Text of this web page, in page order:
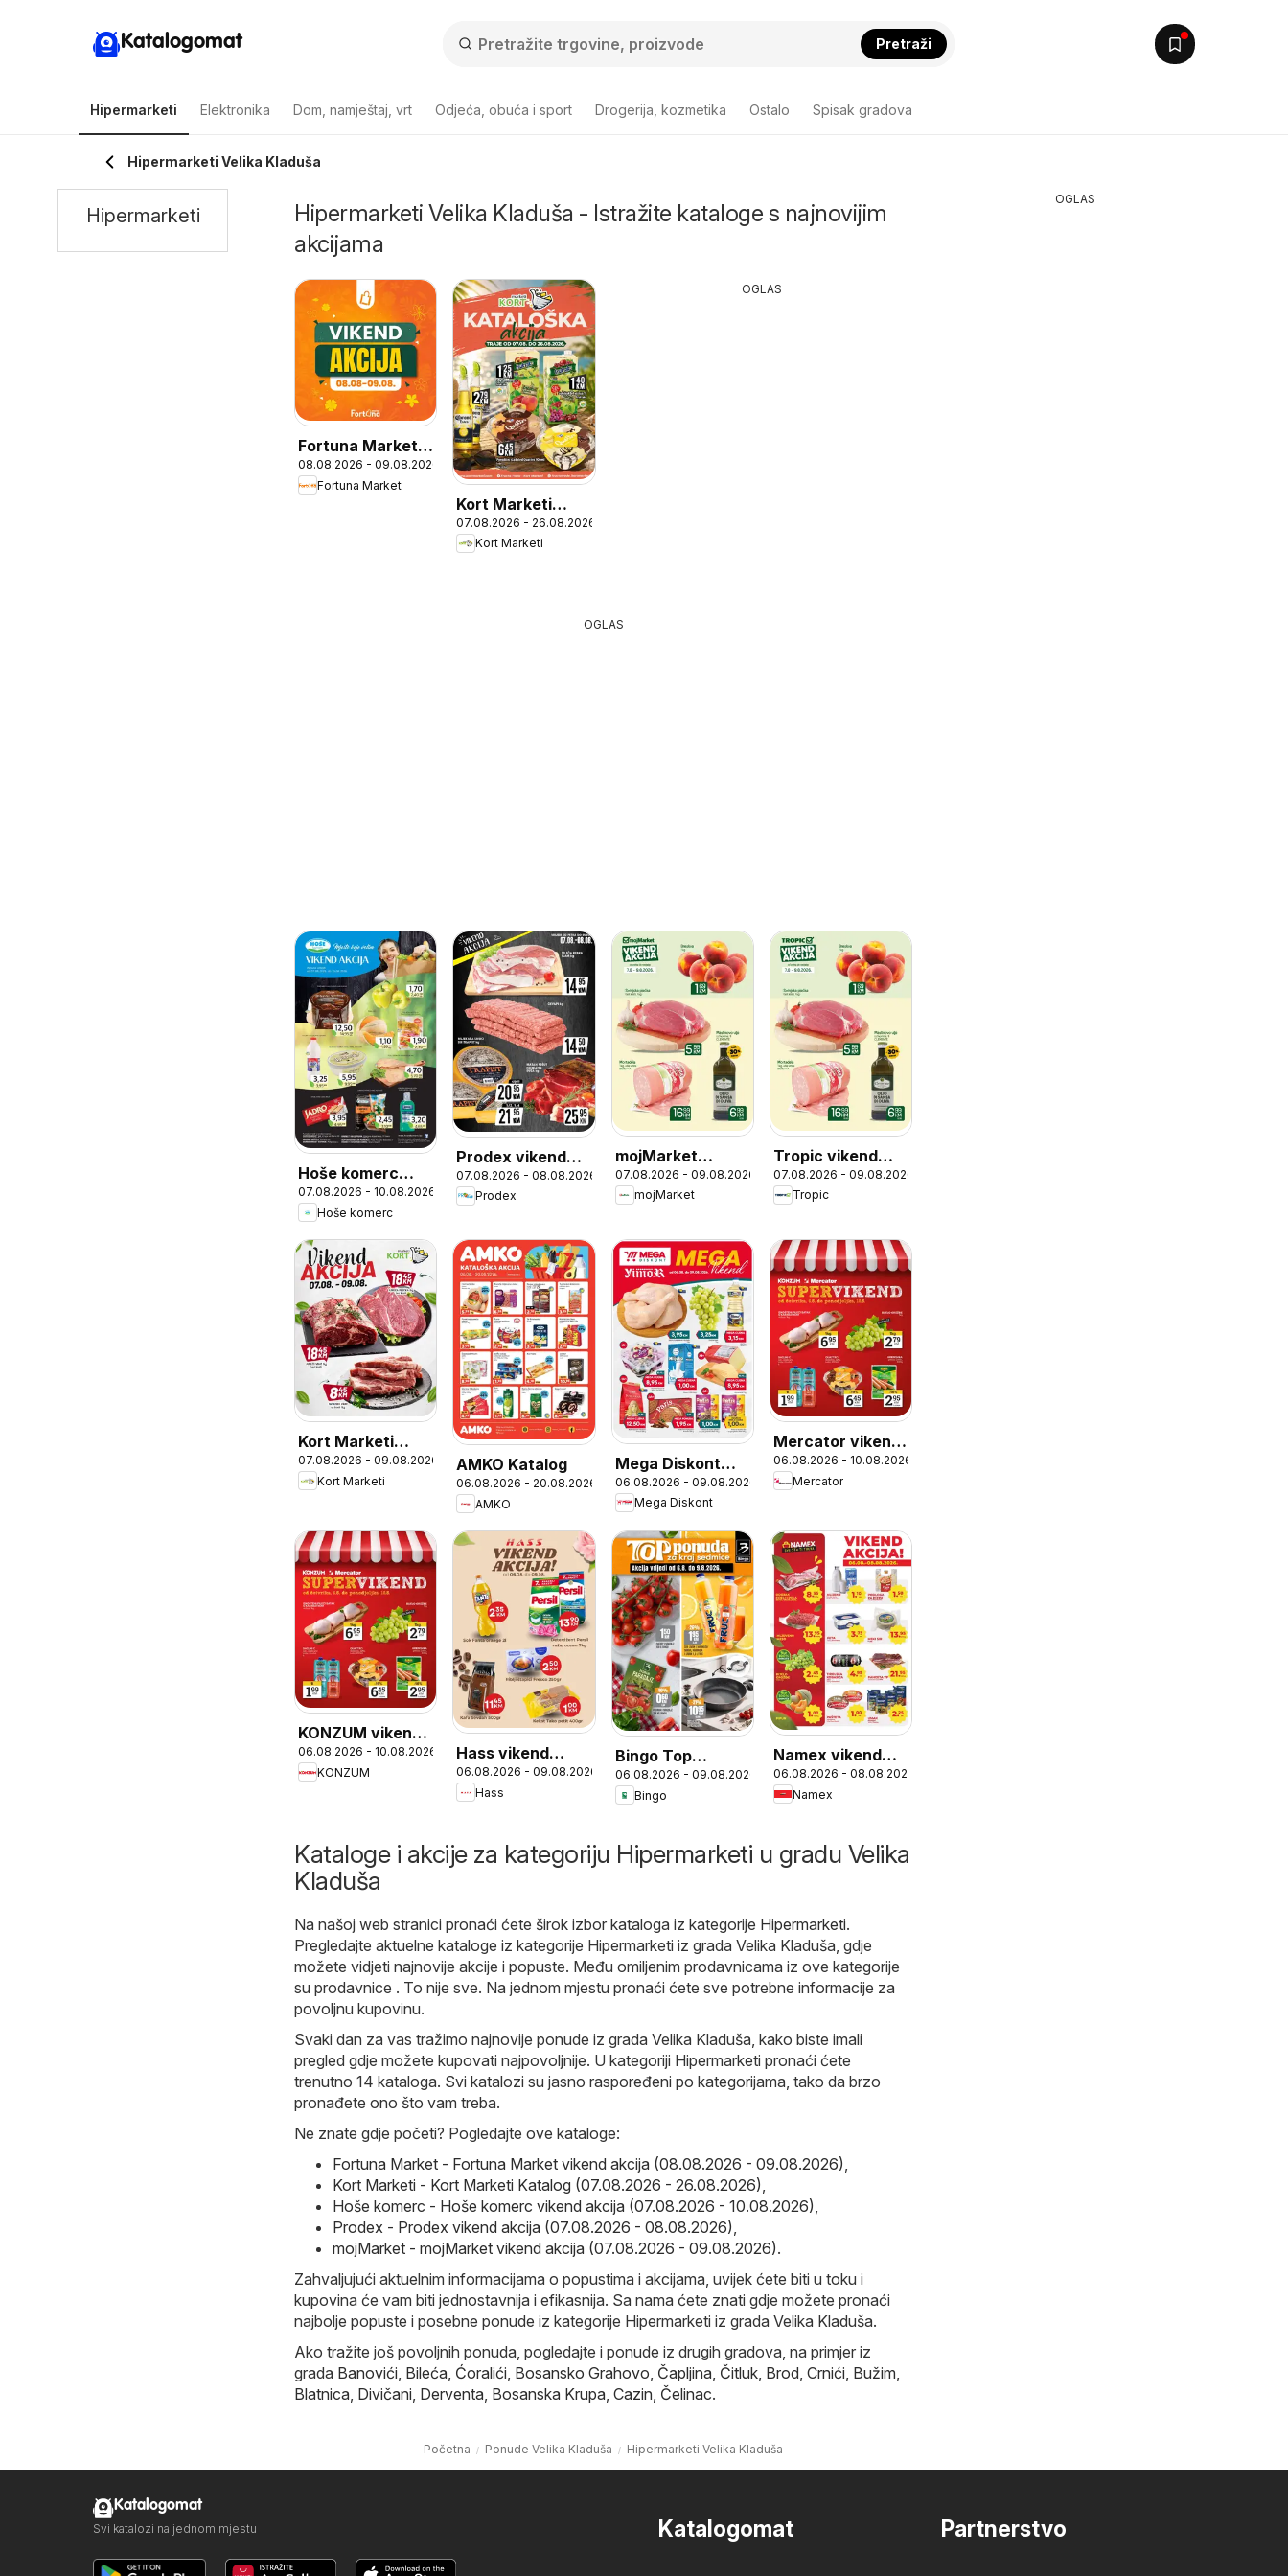
Katalogomat Pretraži
Hipermarketi Elektronika Dom, namještaj, vrt Odjeća, obuća i sport Drogerija, kozmetika Ostalo Spisak gradova
Hipermarketi Velika Kladuša
Hipermarketi Velika Kladuša - Istražite kataloge s najnovijim
akcijama
Fortuna Market
vikend akcija
08.08.2026 - 09.08.2026
Fortuna Market
Kort Marketi
Katalog
07.08.2026 - 26.08.2026
Kort Marketi
OGLAS
OGLAS
Hoše komerc
vikend akcija
07.08.2026 - 10.08.2026
Hoše komerc
Prodex vikend
akcija
07.08.2026 - 08.08.2026
Prodex
mojMarket
vikend akcija
07.08.2026 - 09.08.2026
mojMarket
Tropic vikend
akcija
07.08.2026 - 09.08.2026
Tropic
Kort Marketi
vikend akcija
07.08.2026 - 09.08.2026
Kort Marketi
AMKO Katalog
06.08.2026 - 20.08.2026
AMKO
Mega Diskont
vikend akcija
06.08.2026 - 09.08.2026
Mega Diskont
Mercator vikend
akcija
06.08.2026 - 10.08.2026
Mercator
KONZUM vikend
akcija
06.08.2026 - 10.08.2026
KONZUM
Hass vikend
akcija
06.08.2026 - 09.08.2026
Hass
Bingo Top
ponuda za kraj
sedmice
06.08.2026 - 09.08.2026
Bingo
Namex vikend
akcija
06.08.2026 - 08.08.2026
Namex
Kataloge i akcije za kategoriju Hipermarketi u gradu Velika
Kladuša
Na našoj web stranici pronaći ćete širok izbor kataloga iz kategorije Hipermarketi.
Pregledajte aktuelne kataloge iz kategorije Hipermarketi iz grada Velika Kladuša, gdje
možete vidjeti najnovije akcije i popuste. Među omiljenim prodavnicama iz ove kategorije
su prodavnice . To nije sve. Na jednom mjestu pronaći ćete sve potrebne informacije za
povoljnu kupovinu.
Svaki dan za vas tražimo najnovije ponude iz grada Velika Kladuša, kako biste imali
pregled gdje možete kupovati najpovoljnije. U kategoriji Hipermarketi pronaći ćete
trenutno 14 kataloga. Svi katalozi su jasno raspoređeni po kategorijama, tako da brzo
pronađete ono što vam treba.
Ne znate gdje početi? Pogledajte ove kataloge:
Fortuna Market - Fortuna Market vikend akcija (08.08.2026 - 09.08.2026),
Kort Marketi - Kort Marketi Katalog (07.08.2026 - 26.08.2026),
Hoše komerc - Hoše komerc vikend akcija (07.08.2026 - 10.08.2026),
Prodex - Prodex vikend akcija (07.08.2026 - 08.08.2026),
mojMarket - mojMarket vikend akcija (07.08.2026 - 09.08.2026).
Zahvaljujući aktuelnim informacijama o popustima i akcijama, uvijek ćete biti u toku i
kupovina će vam biti jednostavnija i efikasnija. Sa nama ćete znati gdje možete pronaći
najbolje popuste i posebne ponude iz kategorije Hipermarketi iz grada Velika Kladuša.
Ako tražite još povoljnih ponuda, pogledajte i ponude iz drugih gradova, na primjer iz
grada Banovići, Bileća, Ćoralići, Bosansko Grahovo, Čapljina, Čitluk, Brod, Crnići, Bužim,
Blatnica, Divičani, Derventa, Bosanska Krupa, Cazin, Čelinac.
Početna Ponude Velika Kladuša Hipermarketi Velika Kladuša
Hipermarketi
OGLAS
Katalogomat Partnerstvo
Katalogomat
Svi katalozi na jednom mjestu